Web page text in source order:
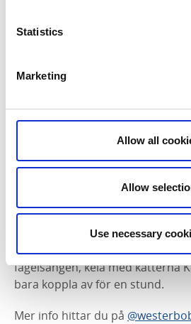
Statistics
Marketing
Allow all
Allow
Use necessary
Westerbo Butik är öppen alla
kl. 11 – 16. På Westerbo bjuds
växthuset eller ute i trädgården
fågelsången, kela med katterna
bara koppla av för en stund.
Mer info hittar du på